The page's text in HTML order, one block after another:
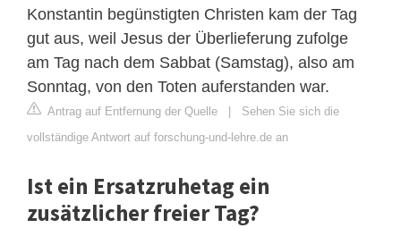
Konstantin begünstigten Christen kam der Tag
gut aus, weil Jesus der Überlieferung zufolge
am Tag nach dem Sabbat (Samstag), also am
Sonntag, von den Toten auferstanden war.
Antrag auf Entfernung der Quelle | Sehen Sie sich die
vollständige Antwort auf forschung-und-lehre.de an
Ist ein Ersatzruhetag ein
zusätzlicher freier Tag?